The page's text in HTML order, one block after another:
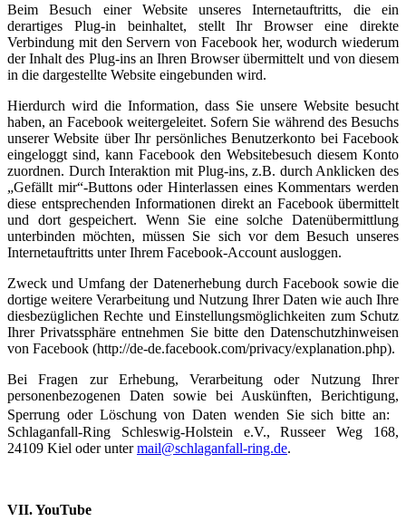
Beim Besuch einer Website unseres Internetauftritts, die ein
derartiges Plug-in beinhaltet, stellt Ihr Browser eine direkte
Verbindung mit den Servern von Facebook her, wodurch wiederum
der Inhalt des Plug-ins an Ihren Browser übermittelt und von diesem
in die dargestellte Website eingebunden wird.
Hierdurch wird die Information, dass Sie unsere Website besucht
haben, an Facebook weitergeleitet. Sofern Sie während des Besuchs
unserer Website über Ihr persönliches Benutzerkonto bei Facebook
eingeloggt sind, kann Facebook den Websitebesuch diesem Konto
zuordnen. Durch Interaktion mit Plug-ins, z.B. durch Anklicken des
„Gefällt mir“-Buttons oder Hinterlassen eines Kommentars werden
diese entsprechenden Informationen direkt an Facebook übermittelt
und dort gespeichert. Wenn Sie eine solche Datenübermittlung
unterbinden möchten, müssen Sie sich vor dem Besuch unseres
Internetauftritts unter Ihrem Facebook-Account ausloggen.
Zweck und Umfang der Datenerhebung durch Facebook sowie die
dortige weitere Verarbeitung und Nutzung Ihrer Daten wie auch Ihre
diesbezüglichen Rechte und Einstellungsmöglichkeiten zum Schutz
Ihrer Privatssphäre entnehmen Sie bitte den Datenschutzhinweisen
von Facebook (http://de-de.facebook.com/privacy/explanation.php).
Bei Fragen zur Erhebung, Verarbeitung oder Nutzung Ihrer
personenbezogenen Daten sowie bei Auskünften, Berichtigung,
Sperrung oder Löschung von Daten wenden Sie sich bitte an:
Schlaganfall-Ring Schleswig-Holstein e.V., Russeer Weg 168,
24109 Kiel oder untermail@schlaganfall-ring.de.
VII. YouTube